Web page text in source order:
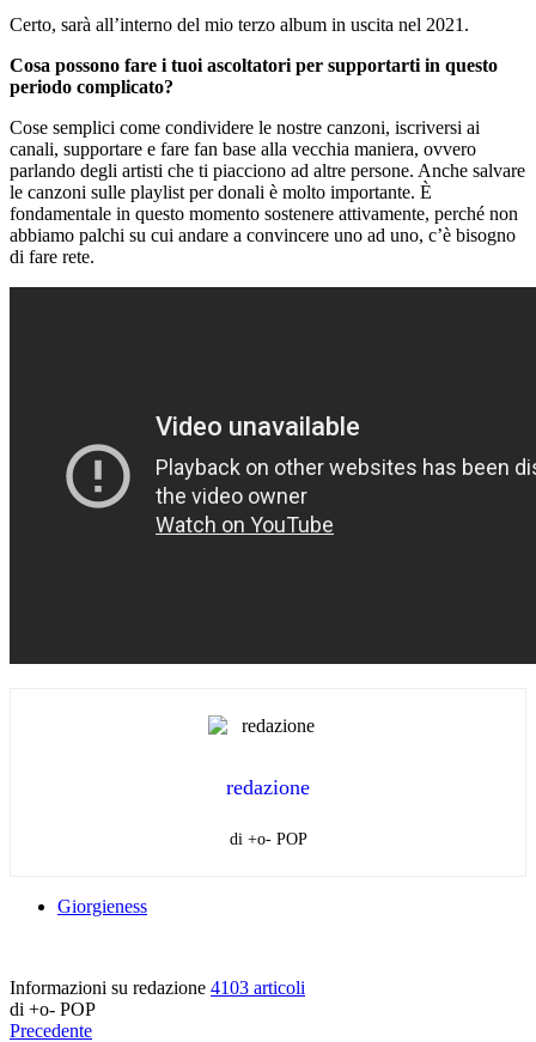
Certo, sarà all’interno del mio terzo album in uscita nel 2021.
Cosa possono fare i tuoi ascoltatori per supportarti in questo
periodo complicato?
Cose semplici come condividere le nostre canzoni, iscriversi ai
canali, supportare e fare fan base alla vecchia maniera, ovvero
parlando degli artisti che ti piacciono ad altre persone. Anche salvare
le canzoni sulle playlist per donali è molto importante. È
fondamentale in questo momento sostenere attivamente, perché non
abbiamo palchi su cui andare a convincere uno ad uno, c’è bisogno
di fare rete.
redazione
di +o- POP
Giorgieness
Informazioni su redazione 4103 articoli
di +o- POP
Precedente